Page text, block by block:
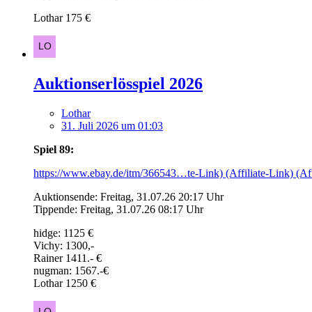
Lothar 175 €
Auktionserlösspiel 2026
Lothar
31. Juli 2026 um 01:03
Spiel 89:
https://www.ebay.de/itm/366543…te-Link) (Affiliate-Link)
Auktionsende: Freitag, 31.07.26 20:17 Uhr
Tippende: Freitag, 31.07.26 08:17 Uhr
hidge: 1125 €
Vichy: 1300,-
Rainer 1411.- €
nugman: 1567.-€
Lothar 1250 €